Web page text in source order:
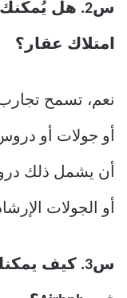
امتلاك عقار؟
أو جولات أو
أن يشمل ذلك
أو الجولات
س3. كيف